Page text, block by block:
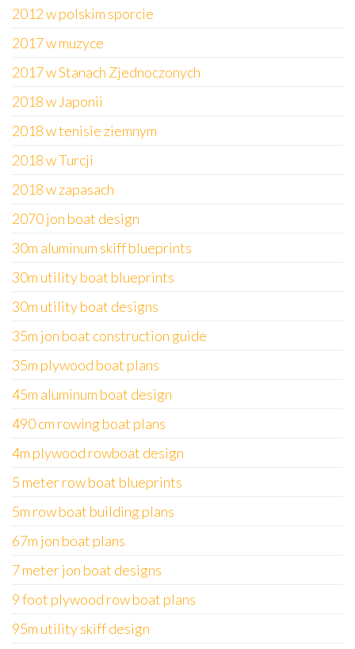
2012 w polskim sporcie
2017 w muzyce
2017 w Stanach Zjednoczonych
2018 w Japonii
2018 w tenisie ziemnym
2018 w Turcji
2018 w zapasach
2070 jon boat design
30m aluminum skiff blueprints
30m utility boat blueprints
30m utility boat designs
35m jon boat construction guide
35m plywood boat plans
45m aluminum boat design
490 cm rowing boat plans
4m plywood rowboat design
5 meter row boat blueprints
5m row boat building plans
67m jon boat plans
7 meter jon boat designs
9 foot plywood row boat plans
95m utility skiff design